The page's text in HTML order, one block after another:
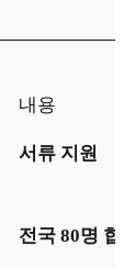
내용
서류 지원
전국 80명